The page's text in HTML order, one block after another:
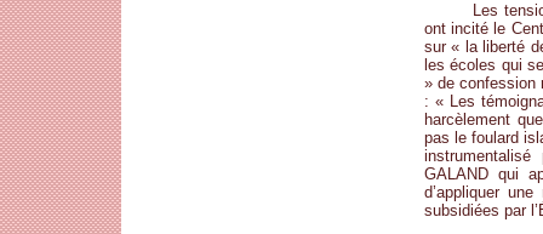
Les
ont incité le
sur « la liberté
les écoles qui
» de confession
: « Les
harcèlement
pas le foulard
GALAND qui
d’appliquer
subsidiées par